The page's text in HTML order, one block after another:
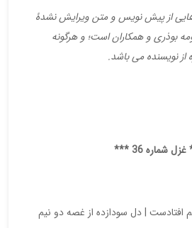
از پیش نویس و متن ویرایش نشدۀ
بوذری و همکاران است؛ و هرگونه
از نویسنده می باشد.
شماره 36 ***
| دل سودازده از غصه دو نیم